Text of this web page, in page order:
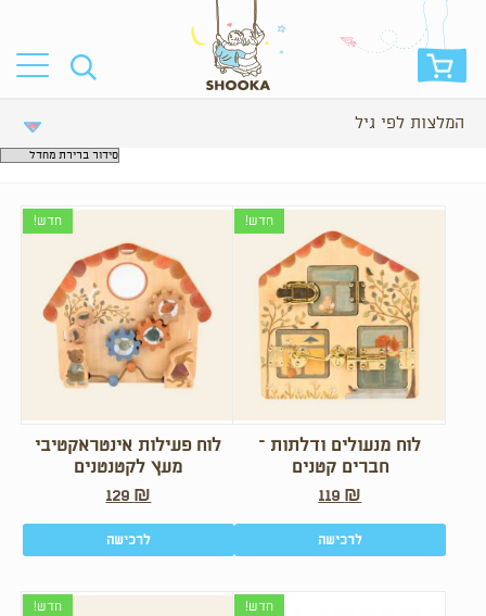
המלצות לפי גיל
חדש!
לוח פעילות אינטראקטיבי
מעץ לקטנטנים
129 ₪
לרכישה
חדש!
לוח מנעולים ודלתות –
חברים קטנים
119 ₪
לרכישה
חדש! חדש!